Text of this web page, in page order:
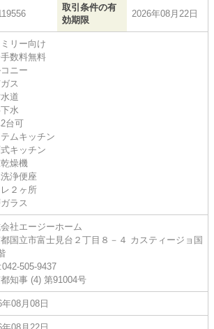
取引条件の有
効期限
2026年08月22日
リー向け
数料無料
ニー
ス
道
水
台可
ムキッチン
キッチン
燥機
浄便座
レ２ヶ所
ラス
社エージーホーム
国立市富士見台２丁目８－４ カスティージョ国
505-9437
知事 (4) 第91004号
年08月08日